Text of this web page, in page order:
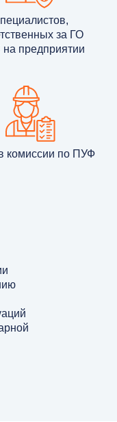
за ГО
предприятии
комиссии по ПУФ